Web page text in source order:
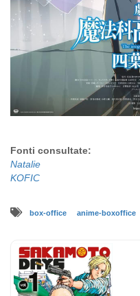
Fonti consultate:
Natalie
KOFIC
box-office anime-boxoffice